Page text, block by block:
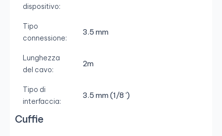
dispositivo:
Tipo
connessione:
3.5 mm
Lunghezza
del cavo:
2m
Tipo di
interfaccia:
3.5 mm (1/8 ')
Cuffie